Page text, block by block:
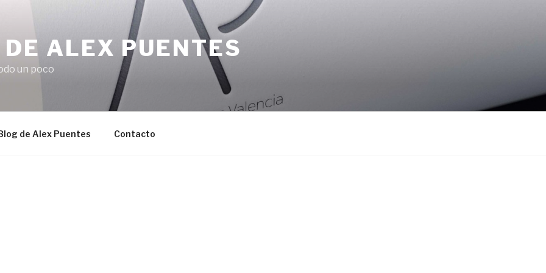
DE ALEX PUENTES
un poco
de Alex Puentes Contacto